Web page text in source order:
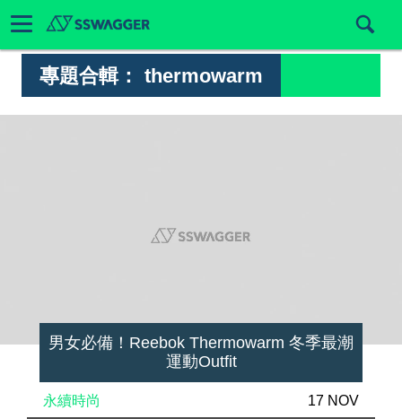
專題合輯： thermowarm
男女必備！Reebok Thermowarm 冬季最潮
運動Outfit
永續時尚 17 NOV